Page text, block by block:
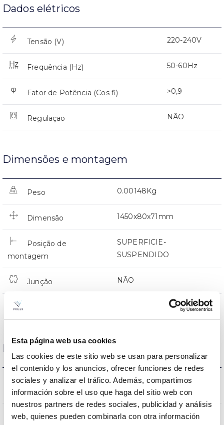
Esta página web usa cookies
Las cookies de este sitio web se usan para personalizar
el contenido y los anuncios, ofrecer funciones de redes
sociales y analizar el tráfico. Además, compartimos
información sobre el uso que haga del sitio web con
nuestros partners de redes sociales, publicidad y análisis
web, quienes pueden combinarla con otra información
Dados elétricos
Tensão (V) 220-240V
Frequência (Hz) 50-60Hz
Fator de Potência (Cos fi) >0,9
Regulaçao NÃO
Dimensões e montagem
Peso 0.00148Kg
Dimensão 1450x80x71mm
Posição de
montagem
SUPERFICIE-
SUSPENDIDO
Junção NÃO
Dados ópticos
Temperatura de cor
3000K-4000K-
6500K
CRI Índice de repr.